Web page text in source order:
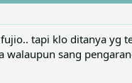
tapi klo ditanya yg
sang